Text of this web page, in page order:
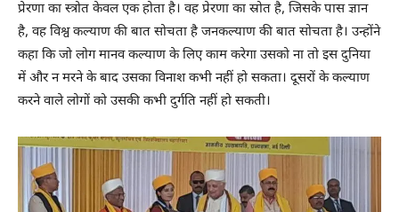
प्रेरणा का स्त्रोत केवल एक होता है। वह प्रेरणा का स्रोत है, जिसके पास ज्ञान
है, वह विश्व कल्याण की बात सोचता है जनकल्याण की बात सोचता है। उन्होंने
कहा कि जो लोग मानव कल्याण के लिए काम करेगा उसको ना तो इस दुनिया
में और न मरने के बाद उसका विनाश कभी नहीं हो सकता। दूसरों के कल्याण
करने वाले लोगों को उसकी कभी दुर्गति नहीं हो सकती।